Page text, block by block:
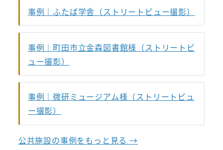
事例｜ふたば学舎（ストリートビュー撮影）
事例｜町田市立金森図書館様（ストリートビ
ュー撮影）
事例｜微研ミュージアム様（ストリートビュ
ー撮影）
公共施設の事例をもっと見る →